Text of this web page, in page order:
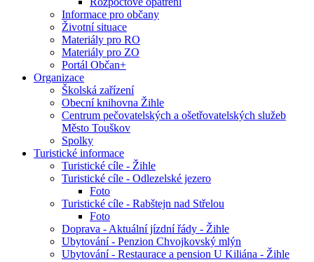
Informace pro občany
Životní situace
Materiály pro RO
Materiály pro ZO
Portál Občan+
Organizace
Školská zařízení
Obecní knihovna Žihle
Centrum pečovatelských a ošetřovatelských služeb
Město Touškov
Spolky
Turistické informace
Turistické cíle - Žihle
Turistické cíle - Odlezelské jezero
Foto
Turistické cíle - Rabštejn nad Střelou
Foto
Doprava - Aktuální jízdní řády - Žihle
Ubytování - Penzion Chvojkovský mlýn
Ubytování - Restaurace a pension U Kiliána - Žihle